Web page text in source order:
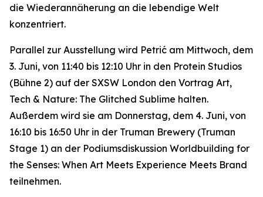
die Wiederannäherung an die lebendige Welt
konzentriert.
Parallel zur Ausstellung wird Petrić am Mittwoch, dem
3. Juni, von 11:40 bis 12:10 Uhr in den Protein Studios
(Bühne 2) auf der SXSW London den Vortrag Art,
Tech & Nature: The Glitched Sublime halten.
Außerdem wird sie am Donnerstag, dem 4. Juni, von
16:10 bis 16:50 Uhr in der Truman Brewery (Truman
Stage 1) an der Podiumsdiskussion Worldbuilding for
the Senses: When Art Meets Experience Meets Brand
teilnehmen.